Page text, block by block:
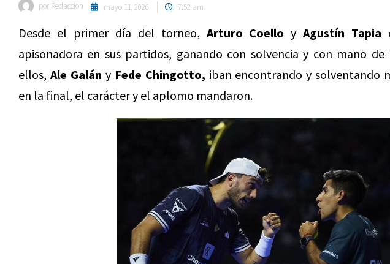
por Redaccion mayo 11, 2026 7:52 am
Desde el primer día del torneo, Arturo Coello yAgustín Tapia
apisonadora en sus partidos, ganando con solvencia y con mano
ellos, Ale Galán y Fede Chingotto, iban encontrando y solventando
en la final, el carácter y el aplomo mandaron.